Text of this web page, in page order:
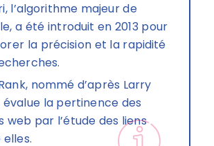
l’algorithme majeur de
a été introduit en 2013 pour
la précision et la rapidité
nommé d’après Larry
évalue la pertinence des
web par l’étude des liens